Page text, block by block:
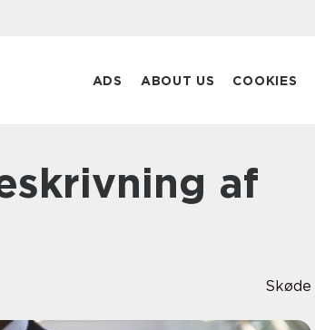
ADS ABOUT US COOKIES
Skøde